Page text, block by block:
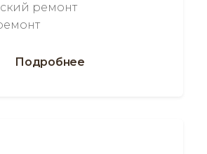
ремонт
Подробнее